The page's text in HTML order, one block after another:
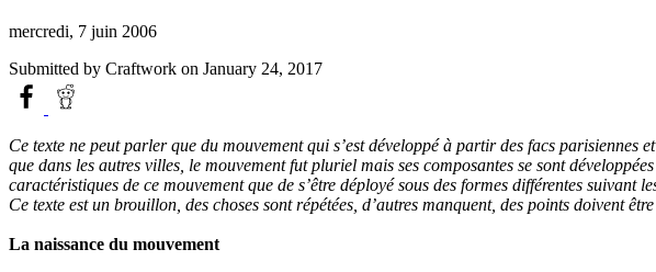
mercredi, 7 juin 2006
Submitted by Craftwork on January 24, 2017
Ce texte ne peut parler que du mouvement qui s’est développé à partir des facs parisiennes
que dans les autres villes, le mouvement fut pluriel mais ses composantes se sont
caractéristiques de ce mouvement que de s’être déployé sous des formes différentes
Ce texte est un brouillon, des choses sont répétées, d’autres manquent, des points doivent
La naissance du mouvement